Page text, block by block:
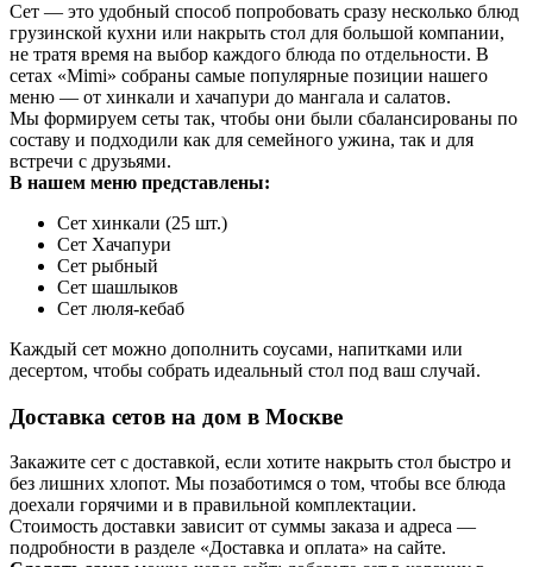
Сет — это удобный способ попробовать сразу несколько блюд
грузинской кухни или накрыть стол для большой компании,
не тратя время на выбор каждого блюда по отдельности. В
сетах «Mimi» собраны самые популярные позиции нашего
меню — от хинкали и хачапури до мангала и салатов.
Мы формируем сеты так, чтобы они были сбалансированы по
составу и подходили как для семейного ужина, так и для
встречи с друзьями.
В нашем меню представлены:
Сет хинкали (25 шт.)
Сет Хачапури
Сет рыбный
Сет шашлыков
Сет люля-кебаб
Каждый сет можно дополнить соусами, напитками или
десертом, чтобы собрать идеальный стол под ваш случай.
Доставка сетов на дом в Москве
Закажите сет с доставкой, если хотите накрыть стол быстро и
без лишних хлопот. Мы позаботимся о том, чтобы все блюда
доехали горячими и в правильной комплектации.
Стоимость доставки зависит от суммы заказа и адреса —
подробности в разделе «Доставка и оплата» на сайте.